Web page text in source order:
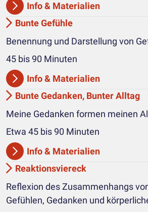
Info & Materialien
Bunte Gefühle
Benennung und Darstellung von
45 bis 90 Minuten
Info & Materialien
Bunte Gedanken, Bunter Alltag
Meine Gedanken formen meinen
Etwa 45 bis 90 Minuten
Info & Materialien
Reaktionsviereck
Reflexion des Zusammenhangs
Gefühlen, Gedanken und